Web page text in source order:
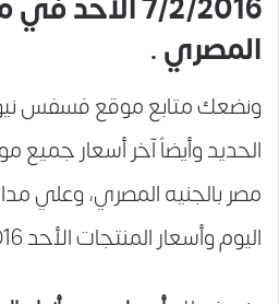
المصري .
ونضعك متابع موقع فسفس
الحديد وأيضاً آخر أسعار جميع
مصر بالجنيه المصري، وعلي
اليوم وأسعار المنتجات الأحد 7/2/2016 .